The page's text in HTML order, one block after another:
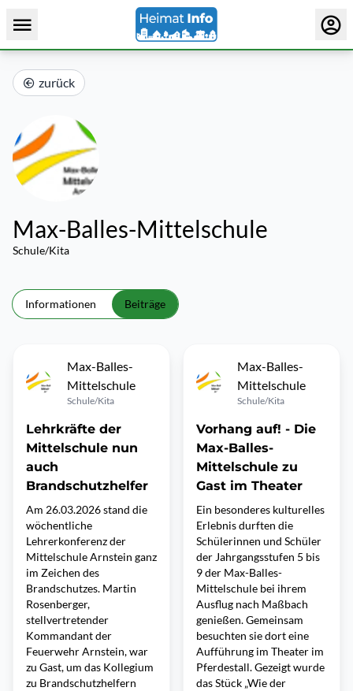
zurück
Max-Balles-Mittelschule
Schule/Kita
Informationen Beiträge
Max-Balles-
Mittelschule
Schule/Kita
Lehrkräfte der
Mittelschule nun
auch
Brandschutzhelfer
Am 26.03.2026 stand die
wöchentliche
Lehrerkonferenz der
Mittelschule Arnstein ganz
im Zeichen des
Brandschutzes. Martin
Rosenberger,
stellvertretender
Kommandant der
Feuerwehr Arnstein, war
zu Gast, um das Kollegium
zu Brandschutzhelfern
Max-Balles-
Mittelschule
Schule/Kita
Vorhang auf! - Die
Max-Balles-
Mittelschule zu
Gast im Theater
Ein besonderes kulturelles
Erlebnis durften die
Schülerinnen und Schüler
der Jahrgangsstufen 5 bis
9 der Max-Balles-
Mittelschule bei ihrem
Ausflug nach Maßbach
genießen. Gemeinsam
besuchten sie dort eine
Aufführung im Theater im
Pferdestall. Gezeigt wurde
das Stück „Wie der